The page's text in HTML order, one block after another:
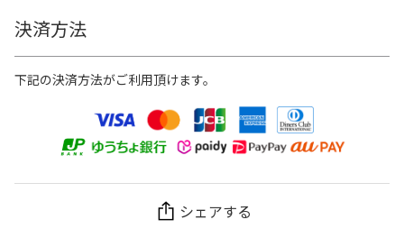
決済方法
下記の決済方法がご利用頂けます。
シェアする